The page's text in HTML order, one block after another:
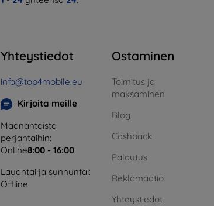
Yhteystiedot
info@top4mobile.eu
Kirjoita meille
Maanantaista
perjantaihin:
Online8:00 - 16:00
Lauantai ja sunnuntai:
Offline
Ostaminen
Toimitus ja
maksaminen
Blog
Cashback
Palautus
Reklamaatio
Yhteystiedot